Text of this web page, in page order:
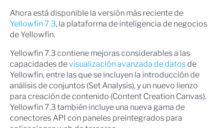
Ahora está disponible la versión más reciente de
Yellowfin 7.3, la plataforma de inteligencia de negocios
de Yellowfin.
Yellowfin 7.3 contiene mejoras considerables a las
capacidades devisualización avanzada de datosde
Yellowfin, entre las que se incluyen la introducción de
análisis de conjuntos (Set Analysis), y un nuevo lienzo
para creación de contenido (Content Creation Canvas).
Yellowfin 7.3 también incluye una nueva gama de
conectores API con paneles preintegrados para